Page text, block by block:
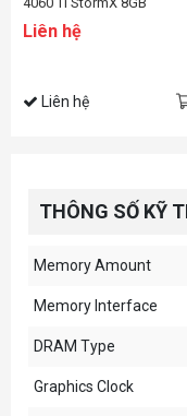
Liên hệ
Liên hệ
THÔNG SỐ KỸ
Memory Amount
Memory Interface
DRAM Type
Graphics Clock